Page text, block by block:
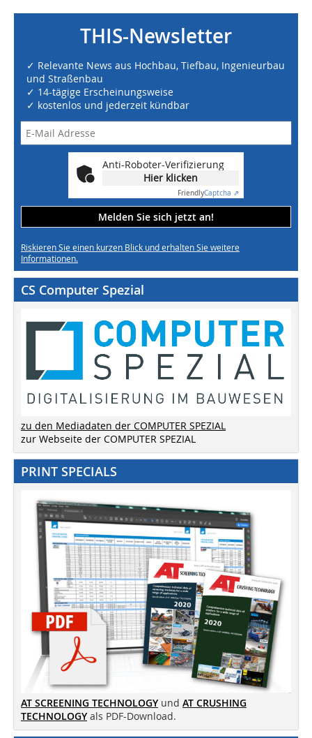
THIS-Newsletter
✓ Relevante News aus Hochbau, Tiefbau, Ingenieurbau
und Straßenbau
✓ 14-tägige Erscheinungsweise
✓ kostenlos und jederzeit kündbar
Anti-Roboter-Verifizierung
Hier klicken
FriendlyCaptcha ⇗
Melden Sie sich jetzt an!
Riskieren Sie einen kurzen Blick und erhalten Sie weitere
Informationen.
CS Computer Spezial
zu den Mediadaten der COMPUTER SPEZIAL
zur Webseite der COMPUTER SPEZIAL
PRINT SPECIALS
AT SCREENING TECHNOLOGY und AT CRUSHING
TECHNOLOGY als PDF-Download.